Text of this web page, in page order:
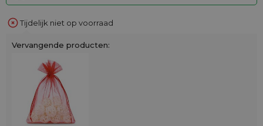
Tijdelijk niet op voorraad
Vervangende producten: